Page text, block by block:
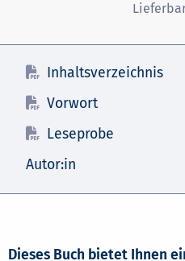
Inhaltsverzeichnis
Vorwort
Leseprobe
Autor:in
Dieses Buch bietet Ihnen